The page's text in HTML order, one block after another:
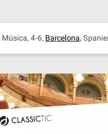
4‐6, Barcelona,